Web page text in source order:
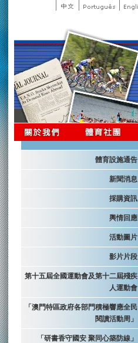
體育設施通告
新聞消息
採購資訊
輿情回應
活動圖片
影片片段
第十五屆全國運動會及第十二屆殘疾
人運動會
「澳門特區政府各部門積極響應全民
閱讀活動周」
「研書香守國安 聚同心築防線」